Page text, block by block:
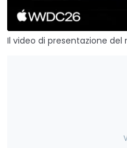
Il video di presentazione del